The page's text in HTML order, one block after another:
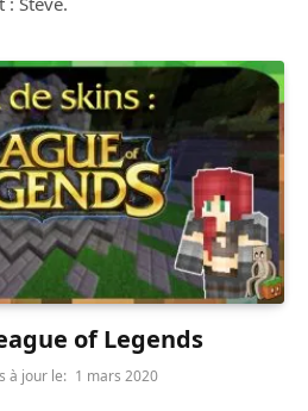
of Legends
à jour le: 1 mars 2020